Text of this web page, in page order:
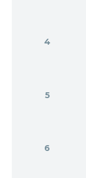
4
5
6